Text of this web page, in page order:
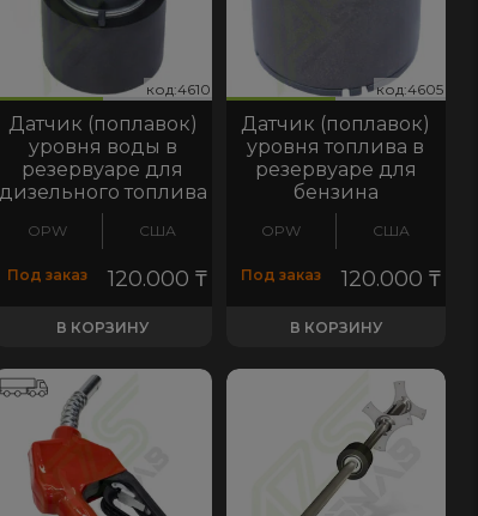
код:4598
код:4601 код:4601
код:4606 код:4606
код:4610 код:4610
Датчик (поплавок)
уровня воды в
резервуаре для
дизельного топлива
OPW США
Под заказ 120.000 ₸
В КОРЗИНУ
код:4605 код:4605
Датчик (поплавок)
уровня топлива в
резервуаре для
бензина
OPW США
Под заказ 120.000 ₸
В КОРЗИНУ